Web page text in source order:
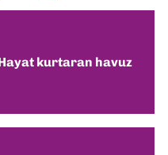
kurtaran havuz